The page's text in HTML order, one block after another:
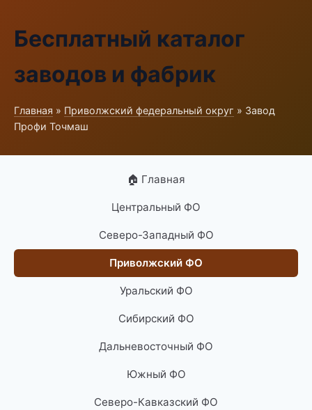
Бесплатный каталог
заводов и фабрик
Главная » Приволжский федеральный округ » Завод
Профи Точмаш
🏠 Главная
Центральный ФО
Северо-Западный ФО
Приволжский ФО
Уральский ФО
Сибирский ФО
Дальневосточный ФО
Южный ФО
Северо-Кавказский ФО